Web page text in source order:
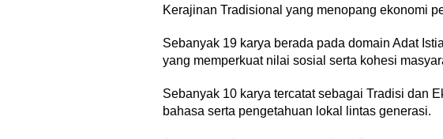
Kerajinan Tradisional yang menopang ekonomi
Sebanyak 19 karya berada pada domain Adat
yang memperkuat nilai sosial serta kohesi
Sebanyak 10 karya tercatat sebagai Tradisi dan
bahasa serta pengetahuan lokal lintas generasi.